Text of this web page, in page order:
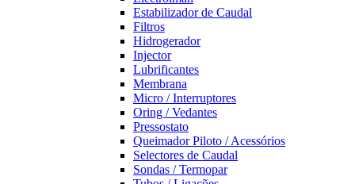
Estabilizador de Caudal
Filtros
Hidrogerador
Injector
Lubrificantes
Membrana
Micro / Interruptores
Oring / Vedantes
Pressostato
Queimador Piloto / Acessórios
Selectores de Caudal
Sondas / Termopar